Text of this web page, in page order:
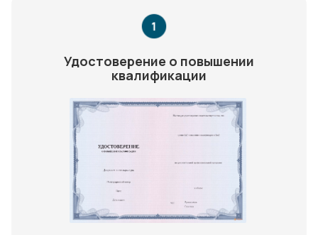
Удостоверение о повышении
квалификации